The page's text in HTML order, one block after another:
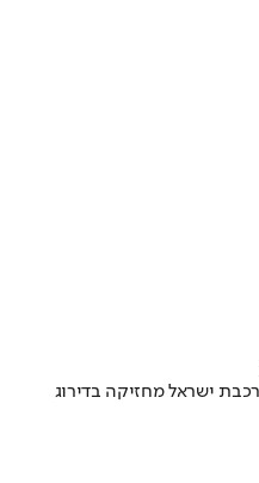
ישראל מחזיקה בדירוג